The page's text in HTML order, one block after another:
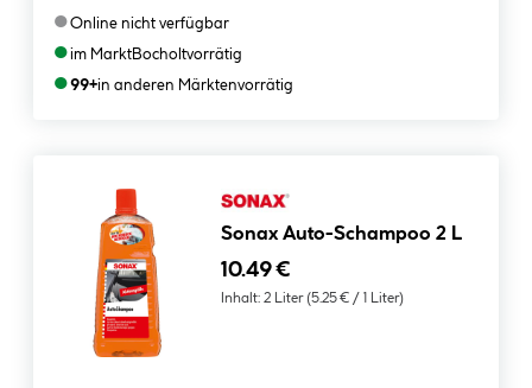
●Online nicht verfügbar
●im MarktBocholtvorrätig
●99+in anderen Märktenvorrätig
Sonax Auto-Schampoo 2 L
10.49 €
Inhalt: 2 Liter (5.25 € / 1 Liter)